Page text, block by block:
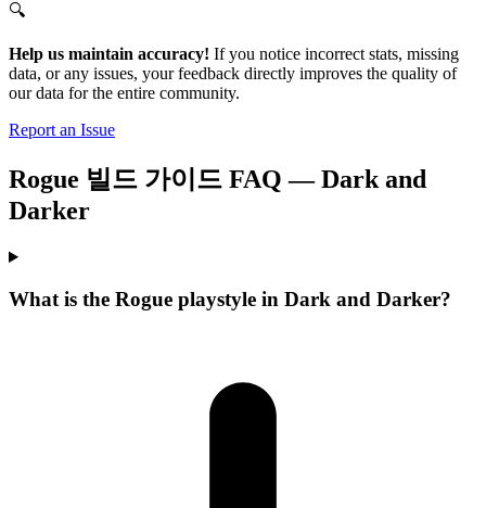
🔍
Help us maintain accuracy! If you notice incorrect stats, missing
data, or any issues, your feedback directly improves the quality of
our data for the entire community.
Report an Issue
Rogue 빌드 가이드 FAQ — Dark and
Darker
What is the Rogue playstyle in Dark and Darker?